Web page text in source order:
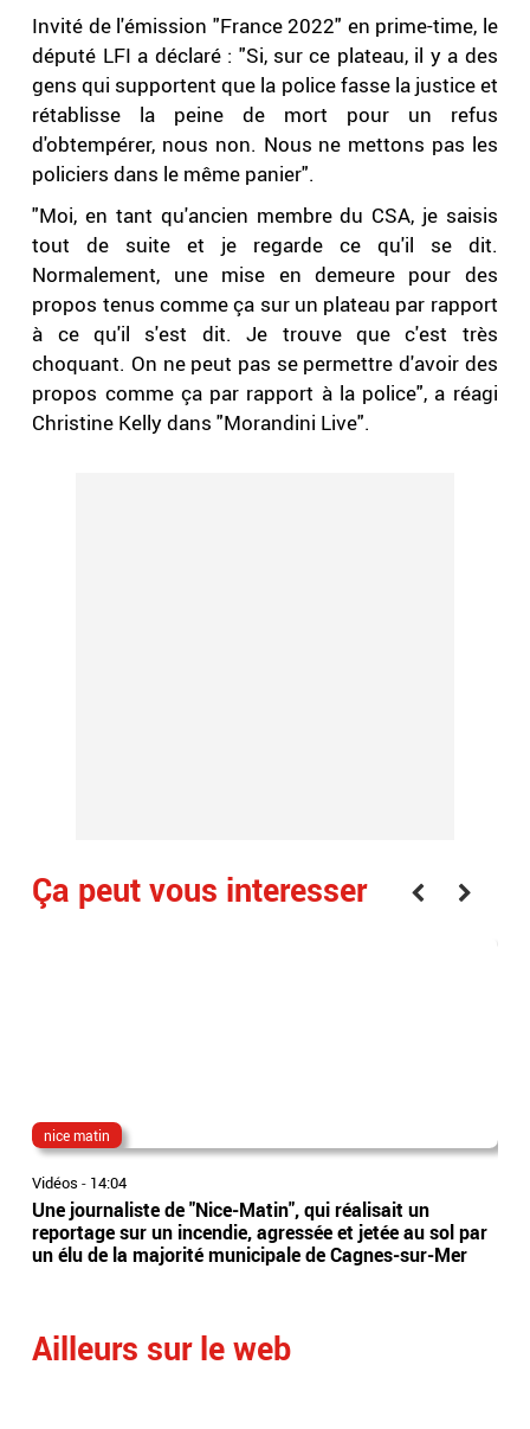
Invité de l'émission "France 2022" en prime-time, le
député LFI a déclaré : "Si, sur ce plateau, il y a des
gens qui supportent que la police fasse la justice et
rétablisse la peine de mort pour un refus
d'obtempérer, nous non. Nous ne mettons pas les
policiers dans le même panier".
"Moi, en tant qu'ancien membre du CSA, je saisis
tout de suite et je regarde ce qu'il se dit.
Normalement, une mise en demeure pour des
propos tenus comme ça sur un plateau par rapport
à ce qu'il s'est dit. Je trouve que c'est très
choquant. On ne peut pas se permettre d'avoir des
propos comme ça par rapport à la police", a réagi
Christine Kelly dans "Morandini Live".
Ça peut vous interesser
nice matin
Vidéos - 14:04
Une journaliste de "Nice-Matin", qui réalisait un
reportage sur un incendie, agressée et jetée au sol par
un élu de la majorité municipale de Cagnes-sur-Mer
Ailleurs sur le web